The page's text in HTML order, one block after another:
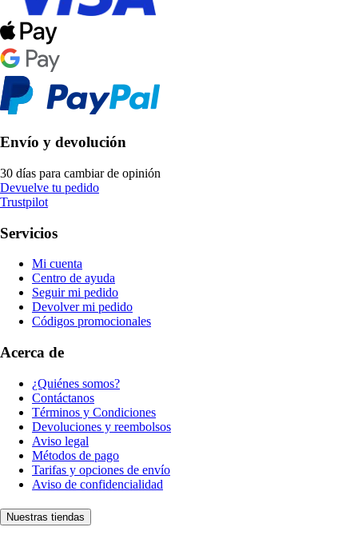
Envío y devolución
30 días para cambiar de opinión
Devuelve tu pedido
Trustpilot
Servicios
Mi cuenta
Centro de ayuda
Seguir mi pedido
Devolver mi pedido
Códigos promocionales
Acerca de
¿Quiénes somos?
Contáctanos
Términos y Condiciones
Devoluciones y reembolsos
Aviso legal
Métodos de pago
Tarifas y opciones de envío
Aviso de confidencialidad
Nuestras tiendas